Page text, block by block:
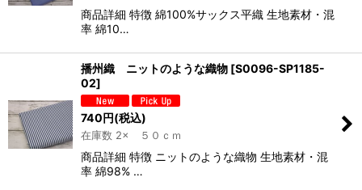
商品詳細 特徴 綿100%サックス平織 生地素材・混
率 綿10…
播州織 ニットのような織物 [S0096-SP1185-
02]
740円(税込)
在庫数 2× ５０ｃｍ
商品詳細 特徴 ニットのような織物 生地素材・混
率 綿98% …